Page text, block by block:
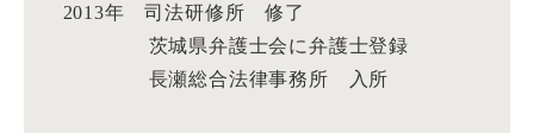
2013年 司法研修所 修了
茨城県弁護士会に弁護士登録
長瀬総合法律事務所 入所